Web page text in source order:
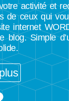
activité et
de ceux qui
internet
blog. Simple